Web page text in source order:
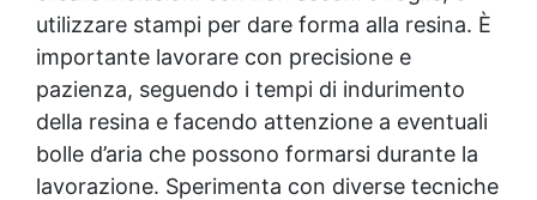
utilizzare stampi per dare forma alla resina. È
importante lavorare con precisione e
pazienza, seguendo i tempi di indurimento
della resina e facendo attenzione a eventuali
bolle d’aria che possono formarsi durante la
lavorazione. Sperimenta con diverse tecniche